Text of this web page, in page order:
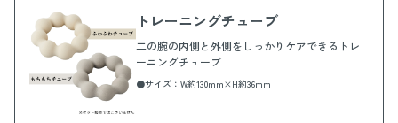
トレーニングチューブ
二の腕の内側と外側をしっかりケアできるトレ
ーニングチューブ
●サイズ：W約130mm×H約36mm